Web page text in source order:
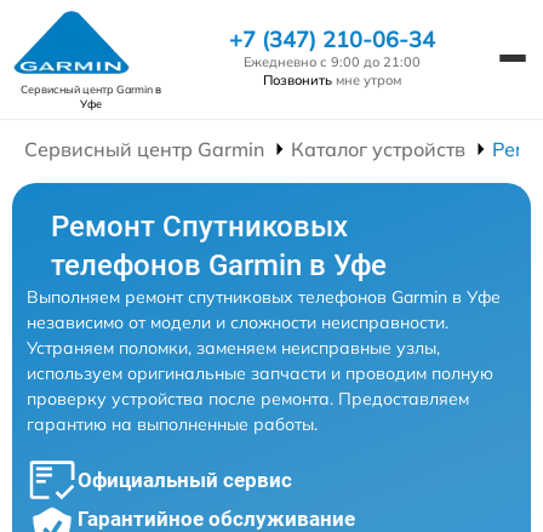
Сервисный центр Garminв
Уфе
+7 (347) 210-06-34
Ежедневно с 9:00 до 21:00
Позвонить мне утром
Сервисный центр Garmin Каталог устройств
Ремонт Спутниковых
телефонов Garmin в Уфе
Выполняем ремонт спутниковых телефонов Garmin в Уфе
независимо от модели и сложности неисправности.
Устраняем поломки, заменяем неисправные узлы,
используем оригинальные запчасти и проводим полную
проверку устройства после ремонта. Предоставляем
гарантию на выполненные работы.
Официальный сервис
Гарантийное обслуживание